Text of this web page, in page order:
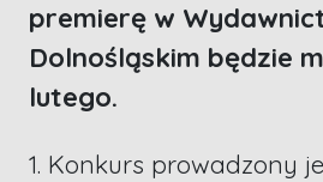
premierę w
Dolnośląskim będzie
lutego.
1. Konkurs prowadzony